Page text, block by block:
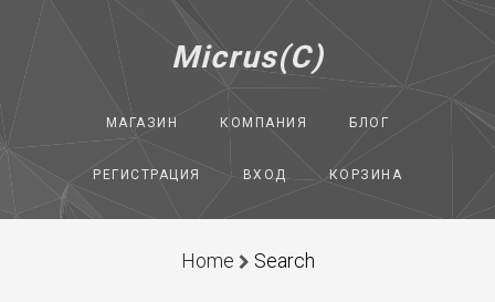
Micrus(C)
МАГАЗИН КОМПАНИЯ БЛОГ
РЕГИСТРАЦИЯ ВХОД КОРЗИНА
Home Search